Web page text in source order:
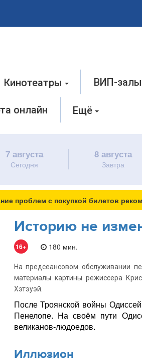
Кинотеатры ВИП-залы
онлайн Ещё
7 августа
Сегодня
8 августа
Завтра
проблем с покупкой билетов
Историю не
16+ 180 мин.
На предсеансовом обслуживании
материалы картины режиссера
Хэтэуэй.
После Троянской войны
Пенелопе. На своём пути
великанов-людоедов.
Иллюзион